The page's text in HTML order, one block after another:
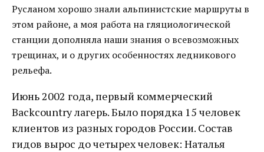
Русланом хорошо знали альпинистские маршруты в
этом районе, а моя работа на гляциологической
станции дополняла наши знания о всевозможных
трещинах, и о других особенностях ледникового
рельефа.
Июнь 2002 года, первый коммерческий
Backcountry лагерь. Было порядка 15 человек
клиентов из разных городов России. Состав
гидов вырос до четырех человек: Наталья